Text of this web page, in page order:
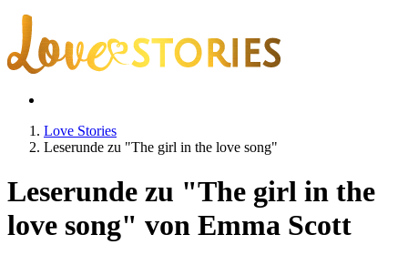
Love Stories
Leserunde zu "The girl in the love song"
Leserunde zu "The girl in the
love song" von Emma Scott